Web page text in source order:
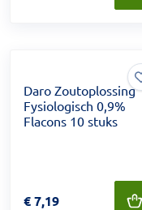
Daro Zoutoplossing
Fysiologisch 0,9%
Flacons 10 stuks
Prijs: € 7,19
€7,19